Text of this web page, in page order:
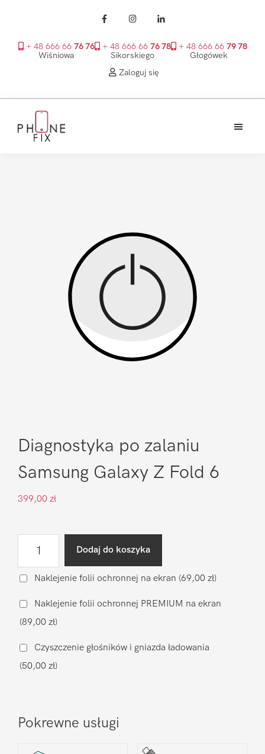
+ 48 666 66 76 76
Wiśniowa
+ 48 666 66 76 78
Sikorskiego
+ 48 666 66 79 78
Głogówek
Zaloguj się
głównego
Diagnostyka po zalaniu
Samsung Galaxy Z Fold 6
399,00 zł
po
Samsung
Galaxy
Z
Fold
Dodaj do koszyka
Naklejenie folii ochronnej na ekran (69,00 zł)
Naklejenie folii ochronnej PREMIUM na ekran
(89,00 zł)
Czyszczenie głośników i gniazda ładowania
(50,00 zł)
Pokrewne usługi